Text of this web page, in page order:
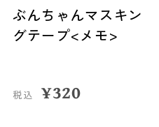
ぶんちゃんマスキン
グテープ<メモ>
税込 ¥320